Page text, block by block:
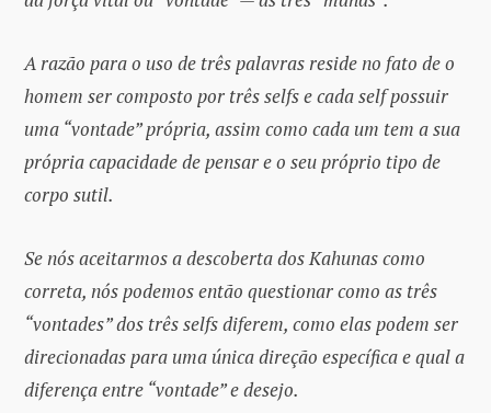
A razão para o uso de três palavras reside no fato de o
homem ser composto por três selfs e cada self possuir
uma “vontade” própria, assim como cada um tem a sua
própria capacidade de pensar e o seu próprio tipo de
corpo sutil.
Se nós aceitarmos a descoberta dos Kahunas como
correta, nós podemos então questionar como as três
“vontades” dos três selfs diferem, como elas podem ser
direcionadas para uma única direção específica e qual a
diferença entre “vontade” e desejo.